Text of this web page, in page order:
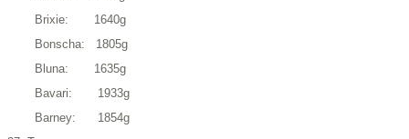
Brixie: 1640g
Bonscha: 1805g
Bluna: 1635g
Bavari: 1933g
Barney: 1854g